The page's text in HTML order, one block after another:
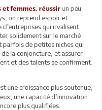
et femmes, réussir un peu
on reprend espoir et
d’entreprises qui rivalisent
solidement sur le marché
de petites niches qui
la conjoncture, et assurer
et des talents se confirment.
une croissance plus soutenue,
une capacité d’innovation
plus qualifiées.